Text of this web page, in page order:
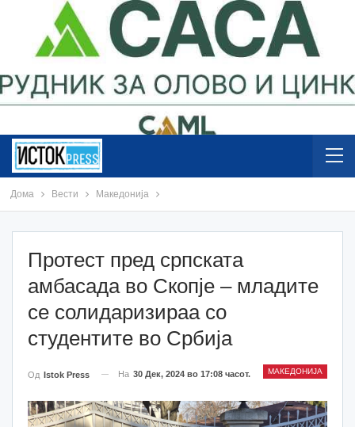
Дома Вести Македонија
Протест пред српската
амбасада во Скопје – младите
се солидаризираа со
студентите во Србија
МАКЕДОНИЈА
Од Istok Press На 30 Дек, 2024 во 17:08 часот.